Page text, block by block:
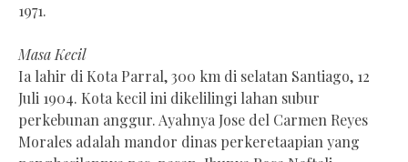
1971.
Masa Kecil
Ia lahir di Kota Parral, 300 km di selatan Santiago, 12
Juli 1904. Kota kecil ini dikelilingi lahan subur
perkebunan anggur. Ayahnya Jose del Carmen Reyes
Morales adalah mandor dinas perkeretaapian yang